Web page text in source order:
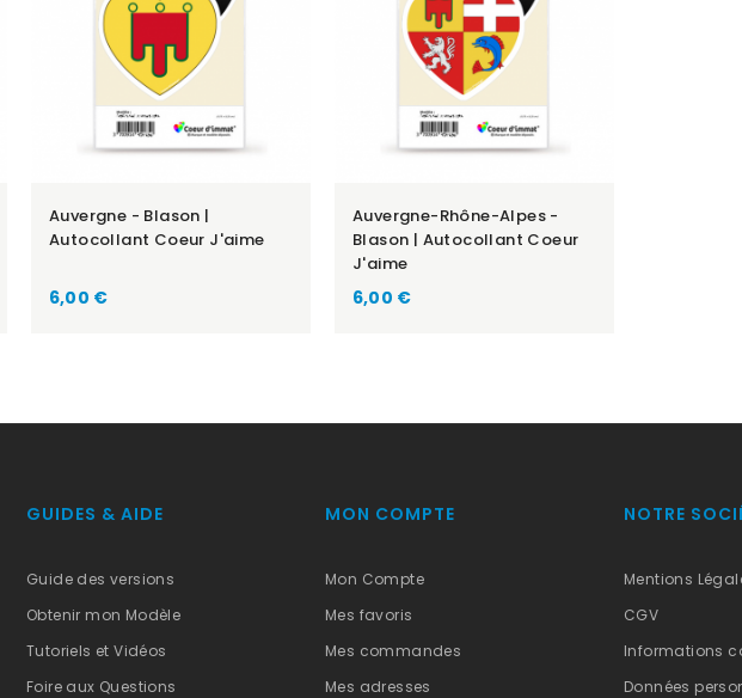
Auvergne - Blason |
Autocollant Coeur J'aime
Prix
6,00 €
Auvergne-Rhône-Alpes -
Blason | Autocollant Coeur
J'aime
Prix
6,00 €
GUIDES & AIDE
Guide des versions
Obtenir mon Modèle
Tutoriels et Vidéos
Foire aux Questions
MON COMPTE
Mon Compte
Mes favoris
Mes commandes
Mes adresses
NOTRE
Mentions
CGV
Informations
Données